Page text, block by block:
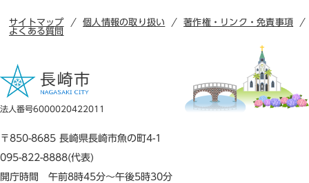
サイトマップ 個人情報の取り扱い
著作権・リンク・免責事項
よくある質問
法人番号6000020422011
〒850-8685 長崎県長崎市魚の町4-1
095-822-8888(代表)
開庁時間 午前8時45分～午後5時30分